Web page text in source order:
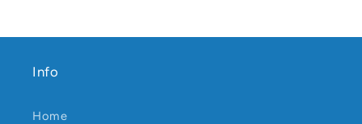
Info
Home